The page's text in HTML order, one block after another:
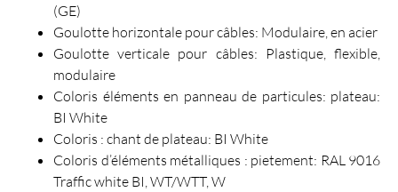
(GE)
Goulotte horizontale pour câbles: Modulaire, en acier
Goulotte verticale pour câbles: Plastique, flexible,
modulaire
Coloris éléments en panneau de particules: plateau:
BI White
Coloris : chant de plateau: BI White
Coloris d’éléments métalliques : pietement: RAL 9016
Traffic white BI, WT/WTT, W